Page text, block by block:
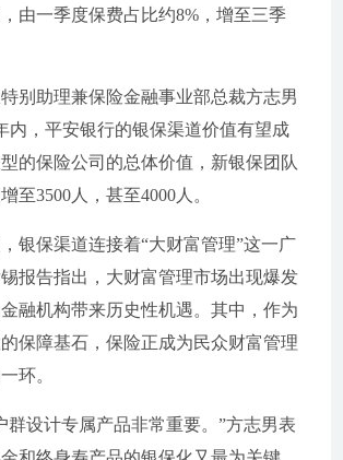
由一季度保费占比约8%，增至三季
别助理兼保险金融事业部总裁方志男
内，平安银行的银保渠道价值有望成
的保险公司的总体价值，新银保团队
至3500人，甚至4000人。
银保渠道连接着“大财富管理”这一广
报告指出，大财富管理市场出现爆发
融机构带来历史性机遇。其中，作为
保障基石，保险正成为民众财富管理
环。
群设计专属产品非常重要。”方志男表